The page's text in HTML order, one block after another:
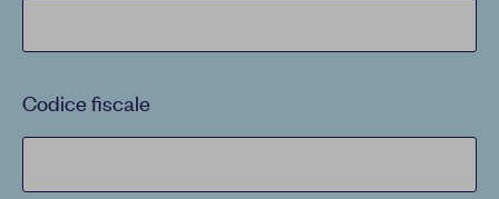
Codice fiscale